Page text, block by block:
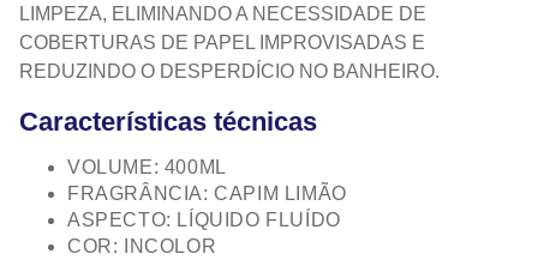
LIMPEZA, ELIMINANDO A NECESSIDADE DE
COBERTURAS DE PAPEL IMPROVISADAS E
REDUZINDO O DESPERDÍCIO NO BANHEIRO.
Características técnicas
VOLUME: 400ML
FRAGRÂNCIA: CAPIM LIMÃO
ASPECTO: LÍQUIDO FLUÍDO
COR: INCOLOR